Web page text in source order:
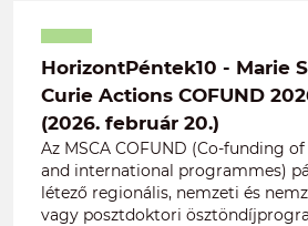
HorizontPéntek10 - Marie
Curie Actions COFUND
(2026. február 20.)
Az MSCA COFUND (Co-funding
and international programmes)
létező regionális, nemzeti és
vagy posztdoktori